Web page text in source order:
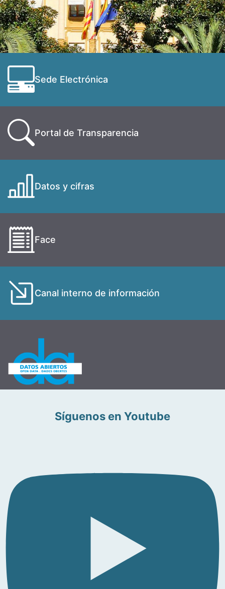
Sede Electrónica
Portal de Transparencia
Datos y cifras
Face
Canal interno de información
Síguenos en Youtube